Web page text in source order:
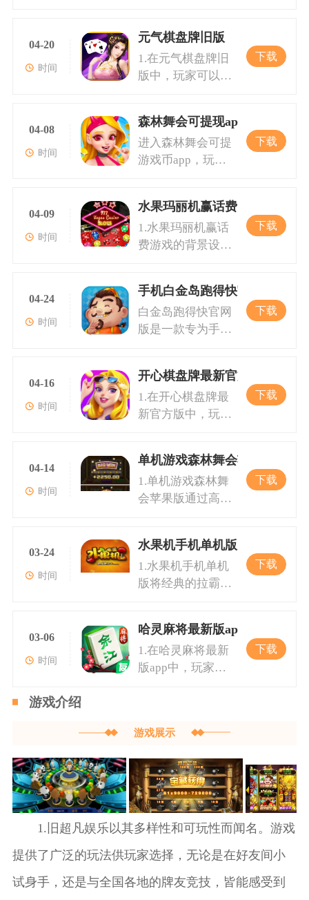
旋转转轴来匹配不
同的水果图案。当
三个图案连成一线
的金币奖励。每一
次旋转都可能迎来
意外的惊喜，而这
一点正是游戏的魅
累计的金币可以用
来参与各种精彩活
动。通过这些活
动，玩家既可以赢
也有机会赢取实物
奖励。游戏内设有
排行榜系统，玩家
可以通过挑战排行
不断提升自己的排
名，以赢得荣
戏作为一种源远流
长的扑克游戏，凭
借其简单易懂的规
战节奏在游戏界占
据着重要地位。该
游戏不仅支持单人
和多人对战，还提
和活动咨询平台，
让玩家即时了解最
新的游戏动态和活
动信息。游戏特色
的界面设计考究，
色彩搭配鲜艳却不
刺眼，人物形象和
场景的绘制都尽显
体验游戏的同时还
能享受视觉上的绝
佳体验。2.防作假
机制：为确保游戏
性，游戏设计了先
进的防作假技术
04-20
时间
元气棋盘牌旧版
1.在元气棋盘牌旧
版中，玩家可以体
一点等在内的多款
经典游戏。游戏采
用了金币系统，玩
这些金币可以用来
参与更高风险、更
高回报的游戏。无
手，这款游戏都提
供了指引和玩法说
明，确保每一位玩
家都能快速上手，
德州扑克是一种需
要策略和运气相结
合的游戏。每轮游
戏，玩家通过分配
共牌来组合出手中
最强的牌组进行对
抗。游戏支持从2
到9名玩家参与，
与策略深度。3.斗
地主是中国广为
下载
04-08
时间
森林舞会可提现app
进入森林舞会可提
游戏币app，玩家
以享受到各种创新
设计的游戏类游
戏。从经典的飞盘
的六狮王朝，各类
游戏不仅玩法丰
富，还在视觉上给
玩家带来前所未有
一提的是，每种游
戏都有其独特的奖
励倍数说明，玩家
在游戏的过程中，
巧妙结合，能够赢
取丰厚的奖励。游
戏特色1.飞盘玩
法：飞盘游戏一直
时间的好选择。这
款游戏不仅保留了
经典飞盘的玩法，
还通过额外的功能
了更多的趣味性与
挑战性，让玩家在
挥
下载
04-09
时间
水果玛丽机赢话费
1.水果玛丽机赢话
费游戏的背景设计
果图案在拉霸机滚
动时，能够吸引玩
家的注意力。游戏
动拉霸机。随着滚
轮转动，心跳加速
的期待感不断提
果揭晓——这正是
拉霸游戏的魅力所
在。2.游戏设置了
多种丰富任务，满
需求。完成指定任
务后，玩家可以获
得各种奖励，包括
但不限于游戏币、
任务机制不仅增加
了游戏的趣味性，
亦增强了玩家的成
就感。游戏特色1.
核心玩法之一
下载
04-24
时间
手机白金岛跑得快官网版
白金岛跑得快官网
版是一款专为手机
色的ui设计。游戏
规则简单易懂，同
时也有各种不同的
通过参与游戏内的
任务，玩家可以赚
取金币，收获金币
雨，还有机会挑战
式。游戏中还有四
带三、飞机带翅膀
等特色玩法，让玩
家畅享多样化的游
1.任务丰富：丰富
多彩的任务系统让
每个玩家都能找到
自己认同的目标。
完成任务以后玩家
内的奖励还有成就
感的满足。2.飞机
带翅膀：独特的游
戏元素飞机
下载
04-16
时间
开心棋盘牌最新官方版
1.在开心棋盘牌最
新官方版中，玩家
传统的纸牌游戏还
是现代化的电子游
艺项目，均可在此
美结合，为玩家呈
现一个既具挑战性
又充满乐趣的娱乐
很多玩家熟悉的经
典纸牌游戏，玩法
简单却充满策略；
拉霸则为喜欢刺激
能；而森林舞会则
是一款主题鲜明的
电子游艺项目，让
玩家在游戏中享受
如同置身于森林狂
欢般的乐趣。游戏
特色1.游戏内设有
及游戏币，不仅可
以通过参与游戏获
下载
04-14
时间
单机游戏森林舞会苹果版
1.单机游戏森林舞
会苹果版通过高清
效，使玩家仿佛置
身于一个真实的森
林世界。游戏分为
典模式、闯关模式
和每日挑战。游戏
的每日签到系统和
vip礼金机制增加了
帮助，完成特定的
任务和挑战。为了
增加游戏的可玩
性，开发者加入了
金币雨活动，让玩
家在紧张刺激的游
意外的收获。玩家
还可以使用辅助工
下载
03-24
时间
水果机手机单机版
1.水果机手机单机
版将经典的拉霸机
的优势，为玩家呈
现了一款精美的休
闲游戏。在这款玩
赢取各式奖金，积
累财富。复合式拉
霸机的引入让游戏
玩法更加丰富多
样，玩家可以体验
到多种不同的游戏
款游戏还内置了多
种辅助工具，帮助
下载
03-06
时间
哈灵麻将最新版app
1.在哈灵麻将最新
版app中，玩家将
法。自摸是指在游
摸牌来完成胡牌的
过程，而胡牌则是
游戏赢取胜利的标
志。游戏为用户提
选择，无论是广东
麻将、四川麻将还
是经典国标麻将，
下载
游戏介绍
游戏展示
1.旧超凡娱乐以其多样性和可玩性而闻名。游戏
提供了广泛的玩法供玩家选择，无论是在好友间小
试身手，还是与全国各地的牌友竞技，皆能感受到